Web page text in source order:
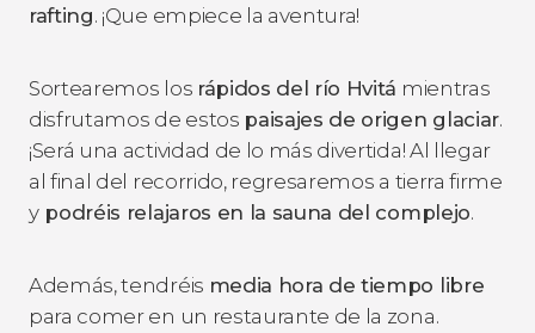
rafting. ¡Que empiece la aventura!
Sortearemos los rápidos del río Hvitá mientras
disfrutamos de estos paisajes de origen glaciar.
¡Será una actividad de lo más divertida! Al llegar
al final del recorrido, regresaremos a tierra firme
ypodréis relajaros en la sauna del complejo.
Además, tendréis media hora de tiempo libre
para comer en un restaurante de la zona.